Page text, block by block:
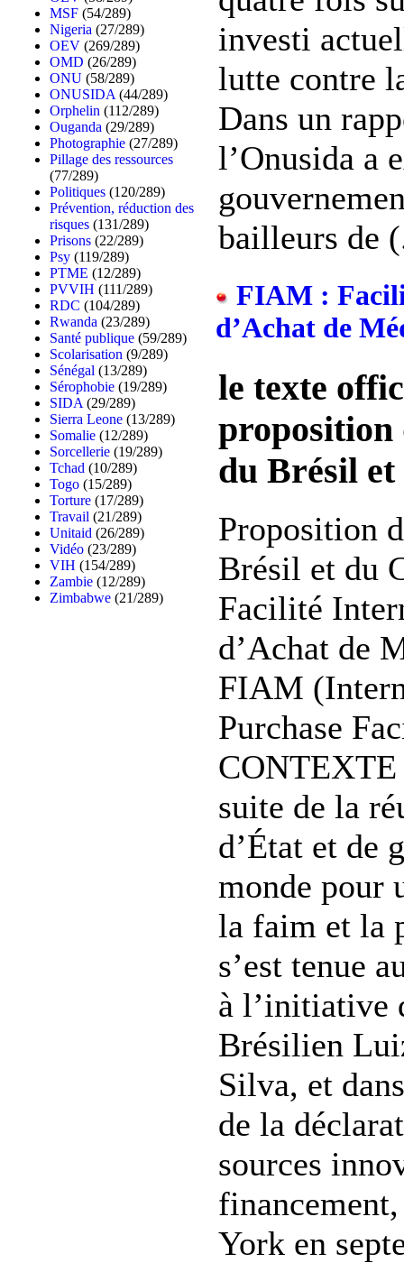
MSF (54/289)
Nigeria (27/289)
OEV (269/289)
OMD (26/289)
ONU (58/289)
ONUSIDA (44/289)
Orphelin (112/289)
Ouganda (29/289)
Photographie (27/289)
Pillage des ressources
(77/289)
Politiques (120/289)
Prévention, réduction des
risques (131/289)
Prisons (22/289)
Psy (119/289)
PTME (12/289)
PVVIH (111/289)
RDC (104/289)
Rwanda (23/289)
Santé publique (59/289)
Scolarisation (9/289)
Sénégal (13/289)
Sérophobie (19/289)
SIDA (29/289)
Sierra Leone (13/289)
Somalie (12/289)
Sorcellerie (19/289)
Tchad (10/289)
Togo (15/289)
Torture (17/289)
Travail (21/289)
Unitaid (26/289)
Vidéo (23/289)
VIH (154/289)
Zambie (12/289)
Zimbabwe (21/289)
investi
lutte contre
Dans un
l’Onusida a
bailleurs de
FIAM :
d’Achat de
le texte
proposition
du Brésil
Proposition
Brésil et du
Facilité
d’Achat de
FIAM
Purchase
suite de la
d’État et de
monde pour
la faim et la
s’est tenue
à l’initiative
Brésilien
Silva, et
de la
sources
York en